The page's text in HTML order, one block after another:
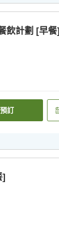
飲計劃 [早餐]
預訂